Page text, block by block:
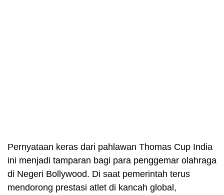
Pernyataan keras dari pahlawan Thomas Cup India
ini menjadi tamparan bagi para penggemar olahraga
di Negeri Bollywood. Di saat pemerintah terus
mendorong prestasi atlet di kancah global,